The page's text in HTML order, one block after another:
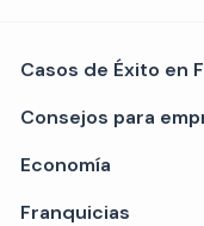
Casos de Éxito en
Consejos para
Economía
Franquicias